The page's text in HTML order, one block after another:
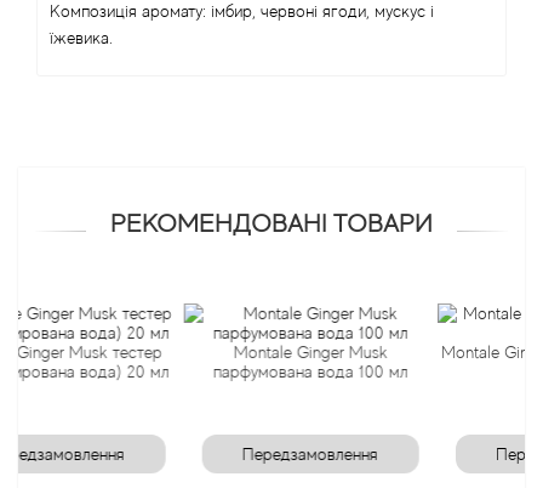
Композиція аромату: імбир, червоні ягоди, мускус і
їжевика.
РЕКОМЕНДОВАНІ ТОВАРИ
Musk тестер
вода) 20 мл
Montale Ginger Musk
парфумована вода 100 мл
Передзамовлення
Montale Ginger Musk
Anima Mundi
Anne Fontaine
Antonia's Flowers